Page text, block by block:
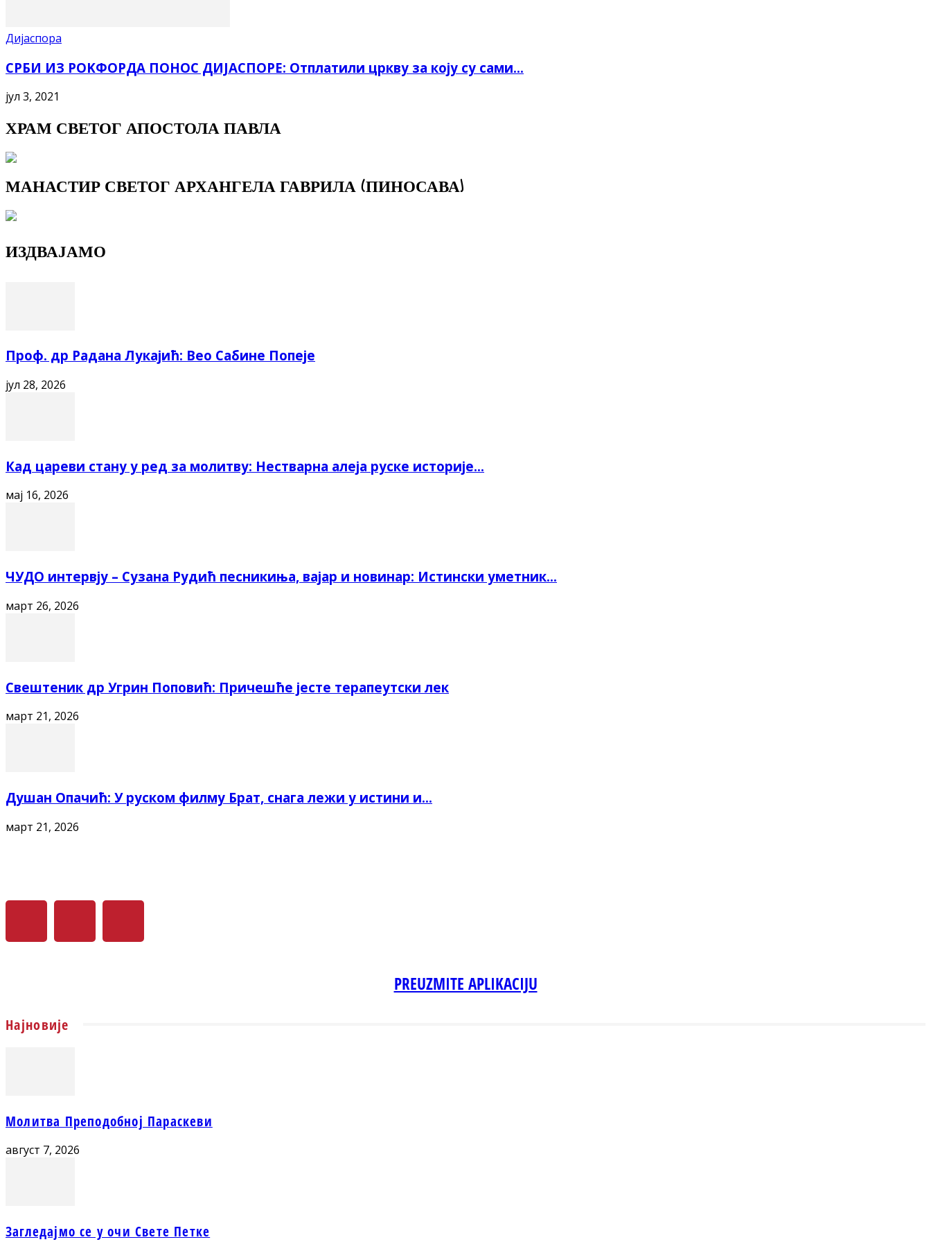
Дијаспора
СРБИ ИЗ РОKФОРДА ПОНОС ДИЈАСПОРЕ: Отплатили цркву за коју су сами...
јул 3, 2021
ХРАМ СВЕТОГ АПОСТОЛА ПАВЛА
МАНАСТИР СВЕТОГ АРХАНГЕЛА ГАВРИЛА (ПИНОСАВА)
ИЗДВАЈАМО
Проф. др Радана Лукајић: Вео Сабине Попеје
јул 28, 2026
Кад цареви стану у ред за молитву: Нестварна алеја руске историје...
мај 16, 2026
ЧУДО интервју – Сузана Рудић песникиња, вајар и новинар: Истински уметник...
март 26, 2026
Свештеник др Угрин Поповић: Причешће јесте терапеутски лек
март 21, 2026
Душан Опачић: У руском филму Брат, снага лежи у истини и...
март 21, 2026
PREUZMITE APLIKACIJU
Најновије
Молитва Преподобној Параскеви
август 7, 2026
Загледајмо се у очи Свете Петке